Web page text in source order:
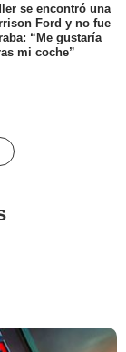
se encontró una
Ford y no fue
“Me gustaría
mi coche”